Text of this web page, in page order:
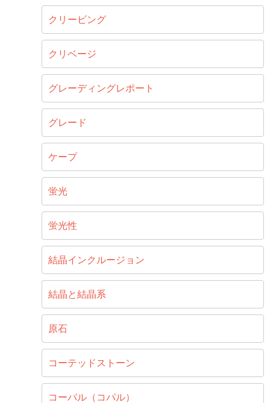
クリービング
クリベージ
グレーディングレポート
グレード
ケープ
蛍光
蛍光性
結晶インクルージョン
結晶と結晶系
原石
コーテッドストーン
コーパル（コパル）